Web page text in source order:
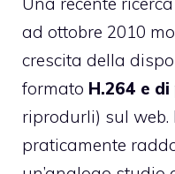
ad ottobre 2010
crescita della
formato H.264 e
riprodurli) sul web.
praticamente